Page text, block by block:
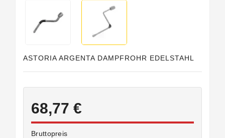
ASTORIA ARGENTA DAMPFROHR EDELSTAHL
68,77 €
Bruttopreis